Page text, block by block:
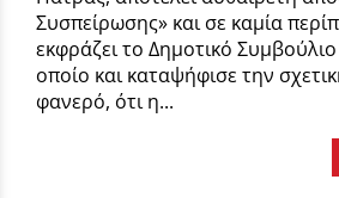
Συσπείρωσης» και σε καμία
εκφράζει το Δημοτικό
οποίο και καταψήφισε την
φανερό, ότι η...